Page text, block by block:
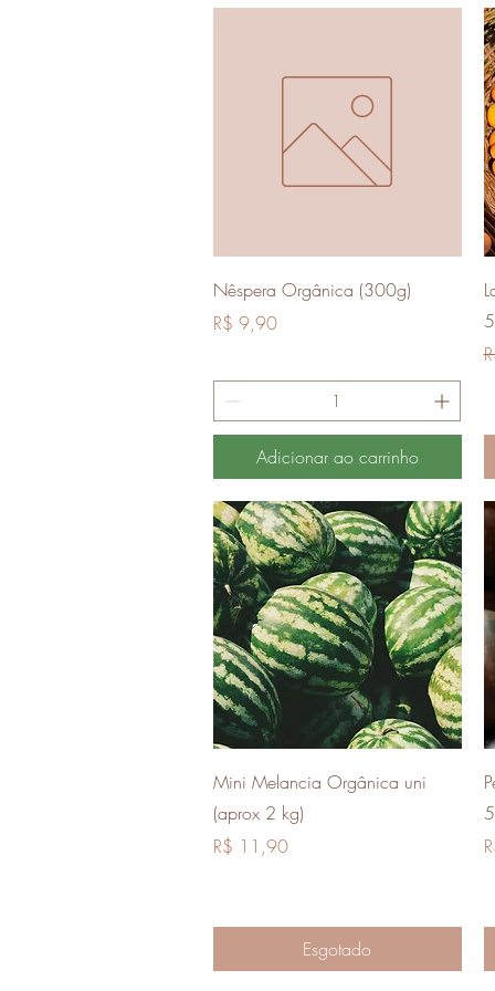
Visualização rápida
Nêspera Orgânica (300g)
Preço
R$ 9,90
Adicionar ao carrinho
Visualização rápida
Mini Melancia Orgânica uni
(aprox 2 kg)
Preço
R$ 11,90
Esgotado